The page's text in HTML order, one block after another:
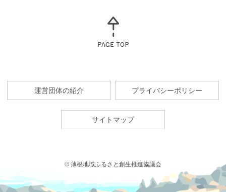
運営団体の紹介 プライバシーポリシー
サイトマップ
© 薄根地域ふるさと創生推進協議会